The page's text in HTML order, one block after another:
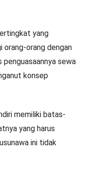
yang
orang-orang dengan
penguasaannya sewa
konsep
memiliki batas-
yang harus
ini tidak